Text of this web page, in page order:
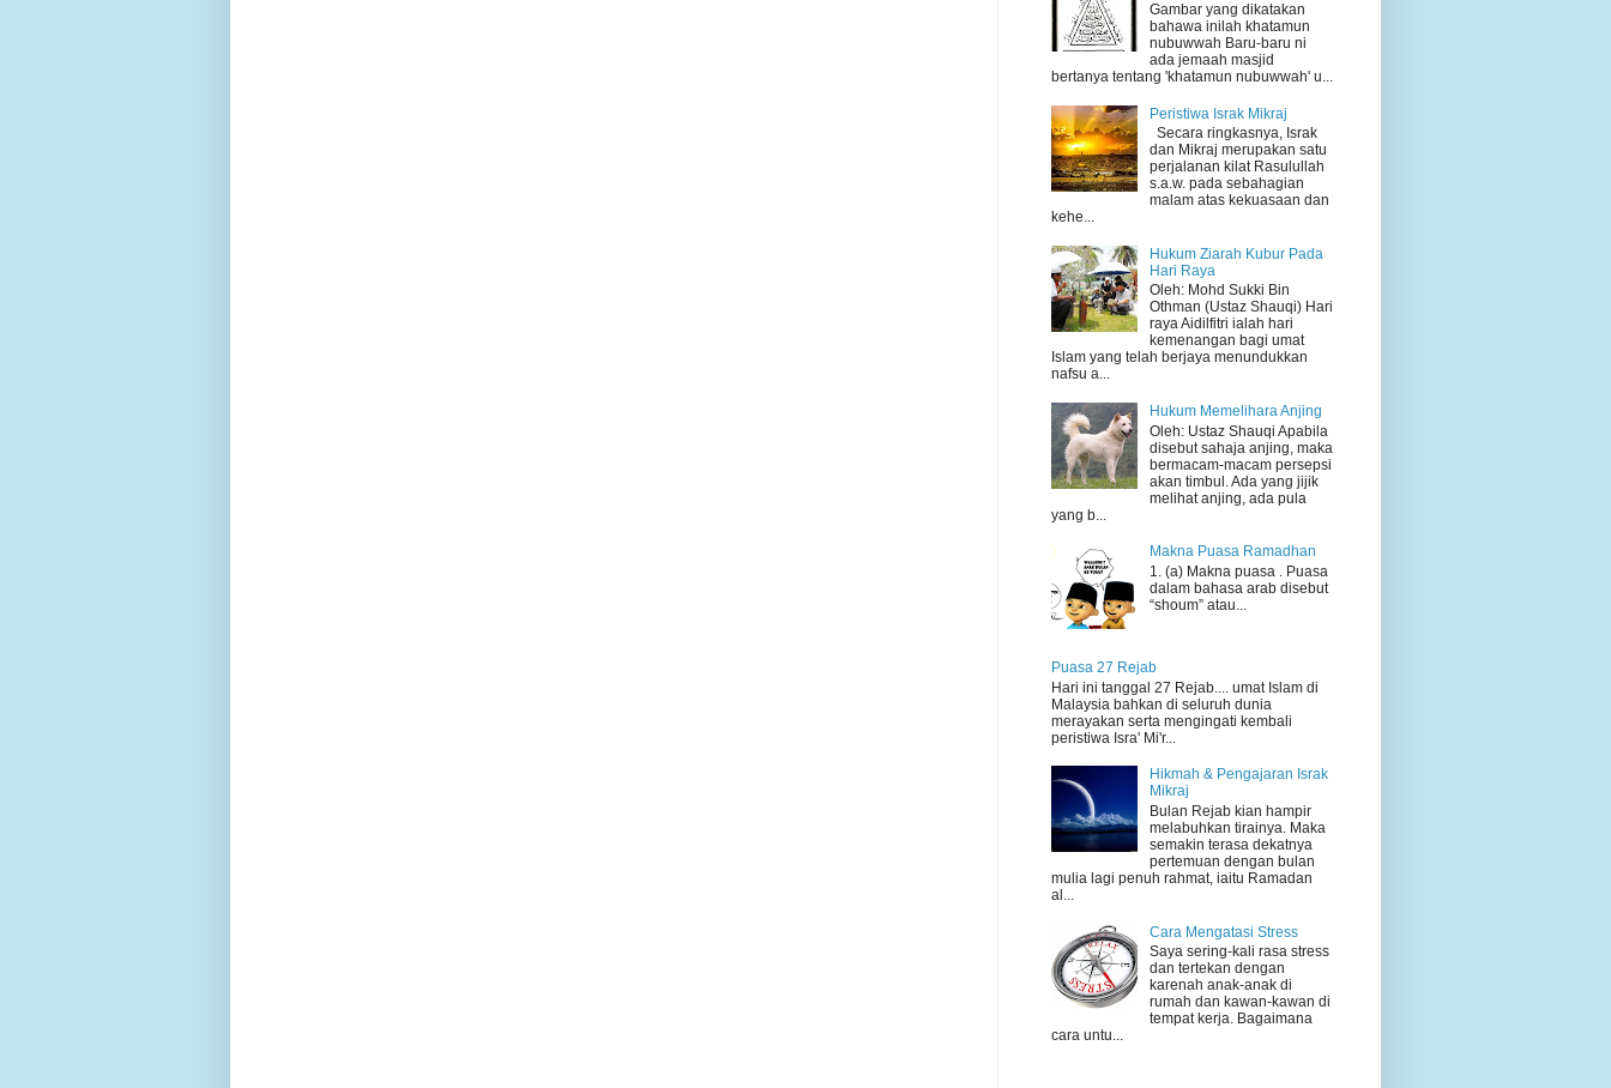
Gambar yang dikatakan
bahawa inilah khatamun
nubuwwah Baru-baru ni
ada jemaah masjid
bertanya tentang 'khatamun nubuwwah' u...
Peristiwa Israk Mikraj
Secara ringkasnya, Israk
dan Mikraj merupakan satu
perjalanan kilat Rasulullah
s.a.w. pada sebahagian
malam atas kekuasaan dan
kehe...
Hukum Ziarah Kubur Pada
Hari Raya
Oleh: Mohd Sukki Bin
Othman (Ustaz Shauqi) Hari
raya Aidilfitri ialah hari
kemenangan bagi umat
Islam yang telah berjaya menundukkan
nafsu a...
Hukum Memelihara Anjing
Oleh: Ustaz Shauqi Apabila
disebut sahaja anjing, maka
bermacam-macam persepsi
akan timbul. Ada yang jijik
melihat anjing, ada pula
yang b...
Makna Puasa Ramadhan
1. (a) Makna puasa . Puasa
dalam bahasa arab disebut
“shoum” atau...
Puasa 27 Rejab
Hari ini tanggal 27 Rejab.... umat Islam di
Malaysia bahkan di seluruh dunia
merayakan serta mengingati kembali
peristiwa Isra' Mi'r...
Hikmah & Pengajaran Israk
Mikraj
Bulan Rejab kian hampir
melabuhkan tirainya. Maka
semakin terasa dekatnya
pertemuan dengan bulan
mulia lagi penuh rahmat, iaitu Ramadan
al...
Cara Mengatasi Stress
Saya sering-kali rasa stress
dan tertekan dengan
karenah anak-anak di
rumah dan kawan-kawan di
tempat kerja. Bagaimana
cara untu...